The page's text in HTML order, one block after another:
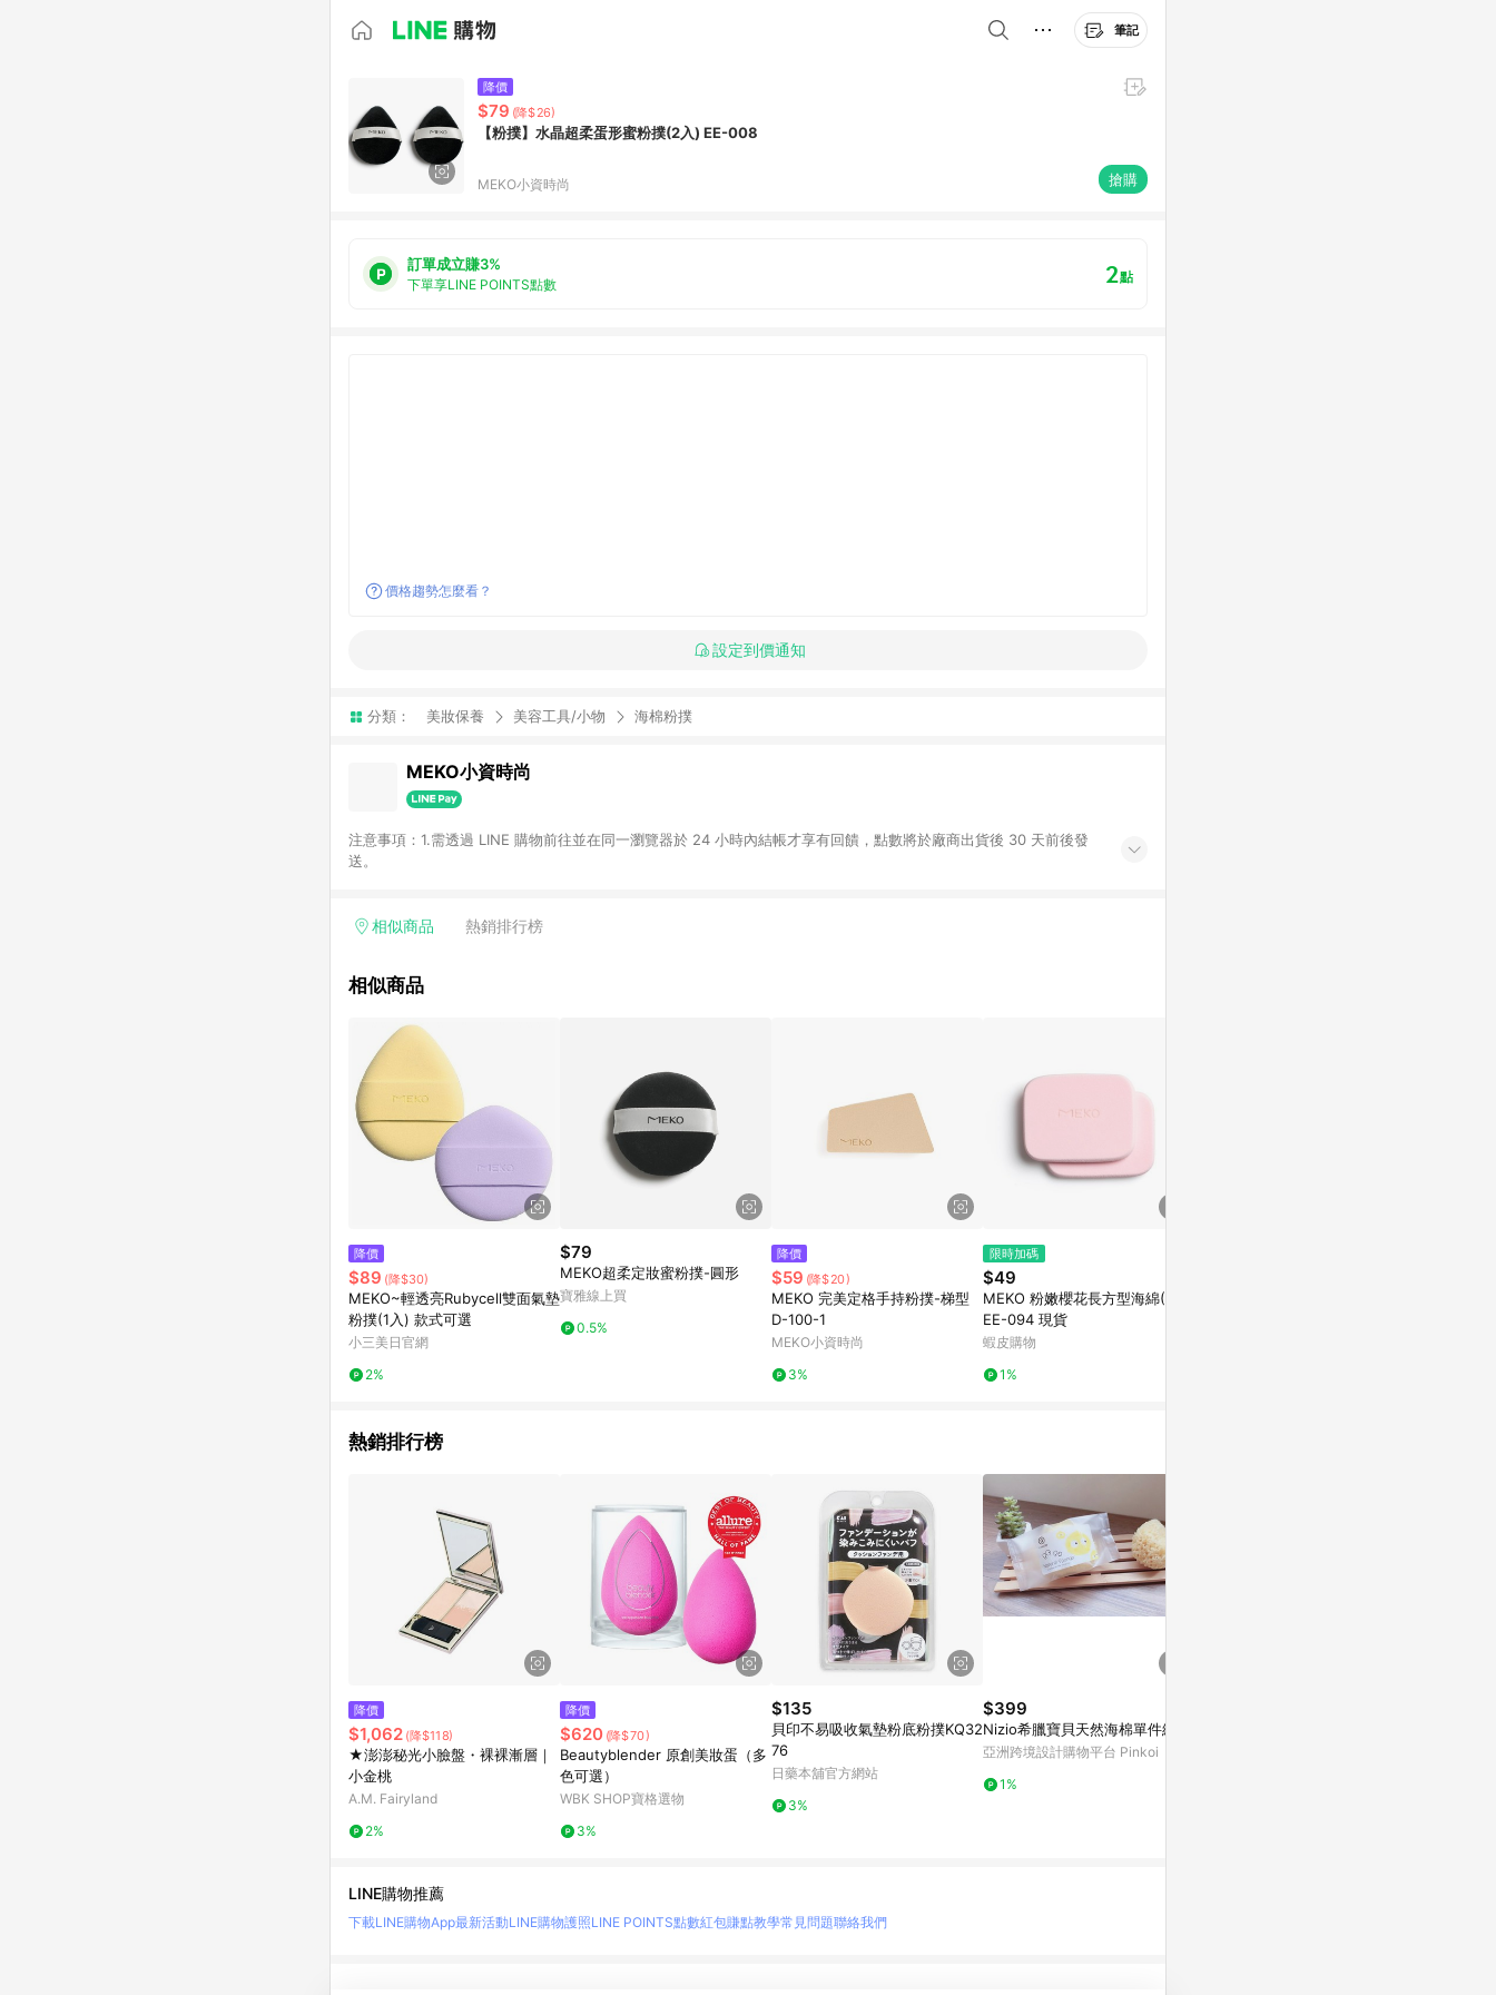
筆記
降價
$79 (降$26)
【粉撲】水晶超柔蛋形蜜粉撲(2入) EE-008
MEKO小資時尚 搶購
訂單成立賺3%
下單享LINE POINTS點數 2點
價格趨勢怎麼看？
設定到價通知
分類： 美妝保養 美容工具/小物 海棉粉撲
MEKO小資時尚
注意事項：1.需透過 LINE 購物前往並在同一瀏覽器於 24 小時內結帳才享有回饋，點數將於廠商出貨後 30 天前後發
送。
相似商品 熱銷排行榜
相似商品
降價
$89 (降$30)
MEKO~輕透亮Rubycell雙面氣墊
粉撲(1入) 款式可選
小三美日官網
2%
$79
MEKO超柔定妝蜜粉撲-圓形
寶雅線上買
0.5%
降價
$59 (降$20)
MEKO 完美定格手持粉撲-梯型
D-100-1
MEKO小資時尚
3%
限時加碼
$49
MEKO 粉嫩櫻花長方型海綿(2入)
EE-094 現貨
蝦皮購物
1%
熱銷排行榜
降價
$1,062 (降$118)
★澎澎秘光小臉盤・裸裸漸層｜
小金桃
A.M. Fairyland
2%
降價
$620 (降$70)
Beautyblender 原創美妝蛋（多
色可選）
WBK SHOP寶格選物
3%
$135
貝印不易吸收氣墊粉底粉撲KQ32
76
日藥本舖官方網站
3%
$399
Nizio希臘寶貝天然海棉單件組
亞洲跨境設計購物平台 Pinkoi
1%
LINE購物推薦
下載LINE購物App最新活動LINE購物護照LINE POINTS點數紅包賺點教學常見問題聯絡我們